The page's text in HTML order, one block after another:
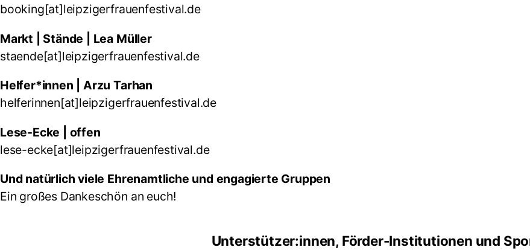
booking[at]leipzigerfrauenfestival.de
Markt | Stände | Lea Müller
staende[at]leipzigerfrauenfestival.de
Helfer*innen |Arzu Tarhan
helferinnen[at]leipzigerfrauenfestival.de
Lese-Ecke | offen
lese-ecke[at]leipzigerfrauenfestival.de
Und natürlich viele Ehrenamtliche und engagierte Gruppen
Ein großes Dankeschön an euch!
Unterstützer:innen, Förder-Institutionen und